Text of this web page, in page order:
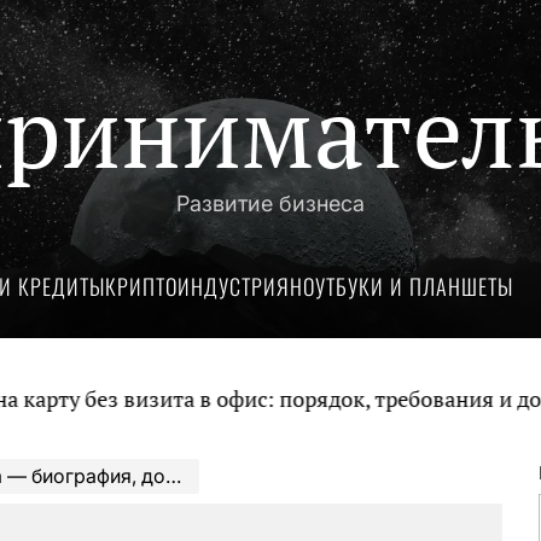
Развитие бизнеса
КРЕДИТЫКРИПТОИНДУСТРИЯНОУТБУКИ И ПЛАНШЕТЫ
визита в офис: порядок, требования и
интересные факты — Сайт Новостей